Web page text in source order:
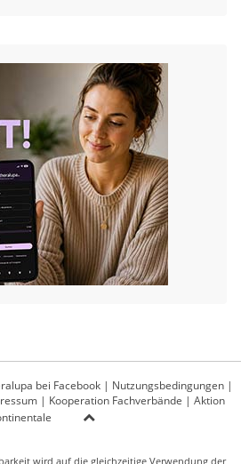
bei Facebook | Nutzungsbedingungen |
| Kooperation Fachverbände | Aktion
wird auf die gleichzeitige Verwendung der